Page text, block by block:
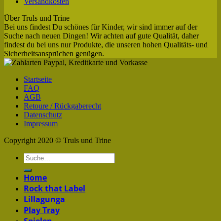
Über Truls und Trine
Bei uns findest Du schönes für Kinder, wir sind immer auf der
Suche nach neuen Dingen! Wir achten auf gute Qualität, daher
findest du bei uns nur Produkte, die unseren hohen Qualitäts- und
Sicherheitsansprüchen genügen.
Startseite
FAQ
AGB
Retoure / Rückgaberecht
Datenschutz
Impressum
Copyright 2020 © Truls und Trine
Home
Rock that Label
Lillagunga
Play Tray